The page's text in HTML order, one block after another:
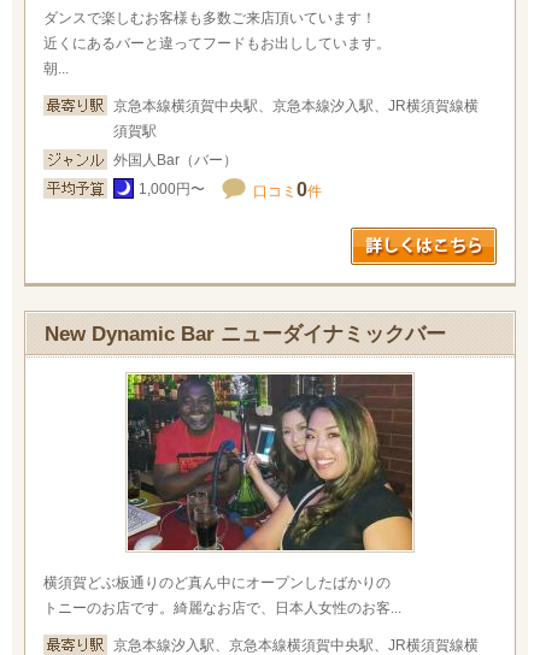
ダンスで楽しむお客様も多数ご来店頂いています！
近くにあるバーと違ってフードもお出ししています。
朝...
京急本線横須賀中央駅、京急本線汐入駅、JR横須賀線横
須賀駅
外国人Bar（バー）
1,000円〜
口コミ 0件
New Dynamic Bar ニューダイナミックバー
横須賀どぶ板通りのど真ん中にオープンしたばかりの
トニーのお店です。綺麗なお店で、日本人女性のお客...
京急本線汐入駅、京急本線横須賀中央駅、JR横須賀線横